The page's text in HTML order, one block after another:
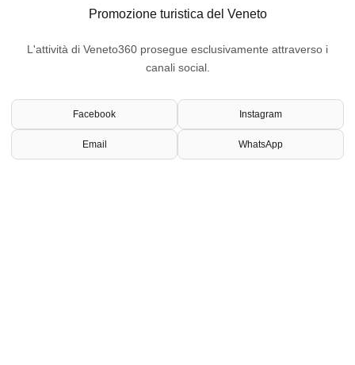
Promozione turistica del Veneto
L'attività di Veneto360 prosegue esclusivamente attraverso i
canali social.
Facebook Instagram
Email WhatsApp